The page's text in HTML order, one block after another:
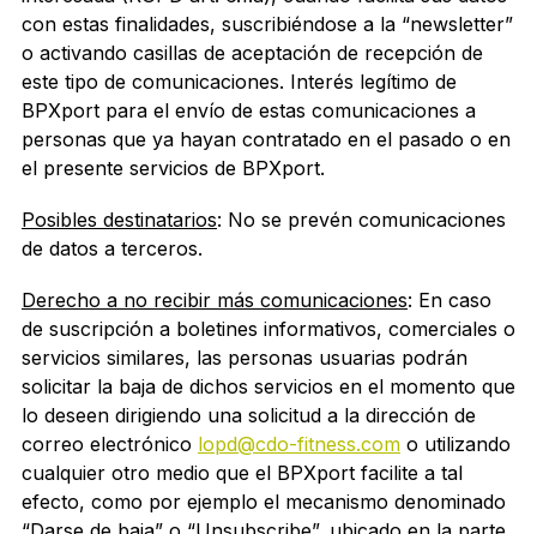
con estas finalidades, suscribiéndose a la “newsletter”
o activando casillas de aceptación de recepción de
este tipo de comunicaciones. Interés legítimo de
BPXport para el envío de estas comunicaciones a
personas que ya hayan contratado en el pasado o en
el presente servicios de BPXport.
Posibles destinatarios: No se prevén comunicaciones
de datos a terceros.
Derecho a no recibir más comunicaciones: En caso
de suscripción a boletines informativos, comerciales o
servicios similares, las personas usuarias podrán
solicitar la baja de dichos servicios en el momento que
lo deseen dirigiendo una solicitud a la dirección de
correo electrónico lopd@cdo-fitness.com o utilizando
cualquier otro medio que el BPXport facilite a tal
efecto, como por ejemplo el mecanismo denominado